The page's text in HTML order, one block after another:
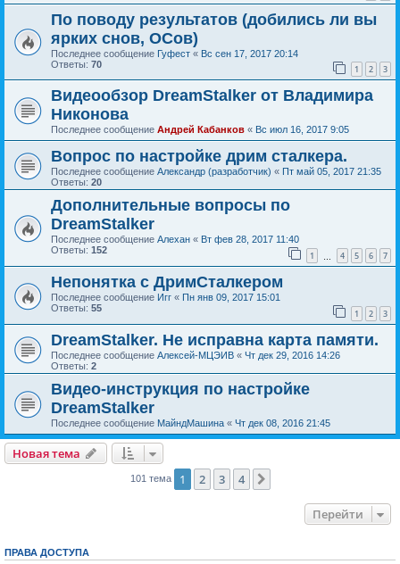
По поводу результатов (добились ли вы
ярких снов, ОСов)
Последнее сообщение Гуфест « Вс сен 17, 2017 20:14
Ответы: 70 1 2 3
Видеообзор DreamStalker от Владимира
Никонова
Последнее сообщение Андрей Кабанков « Вс июл 16, 2017 9:05
Вопрос по настройке дрим сталкера.
Последнее сообщение Александр (разработчик) « Пт май 05, 2017 21:35
Ответы: 20
Дополнительные вопросы по
DreamStalker
Последнее сообщение Алехан « Вт фев 28, 2017 11:40
Ответы: 152 1 4 5 6 7
Непонятка с ДримСталкером
Последнее сообщение Игг « Пн янв 09, 2017 15:01
Ответы: 55 1 2 3
DreamStalker. Не исправна карта памяти.
Последнее сообщение Алексей-МЦЭИВ « Чт дек 29, 2016 14:26
Ответы: 2
Видео-инструкция по настройке
DreamStalker
Последнее сообщение МайндМашина « Чт дек 08, 2016 21:45
Новая тема
101 тема 1 2 3 4
Перейти
ПРАВА ДОСТУПА